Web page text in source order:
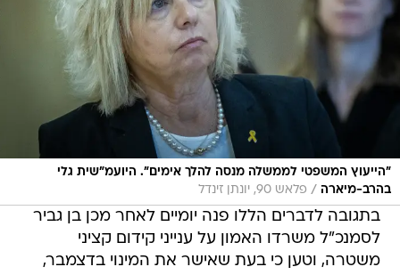
"הייעוץ המשפטי לממשלה מנסה להלך אימים". היועמ"שית גלי
בהרב-מיארה / פלאש 90, יונתן זינדל
בתגובה לדברים הללו פנה יומיים לאחר מכן בן גביר
לסמנכ"ל משרדו האמון על ענייני קידום קציני
משטרה, וטען כי בעת שאישר את המינוי בדצמבר,